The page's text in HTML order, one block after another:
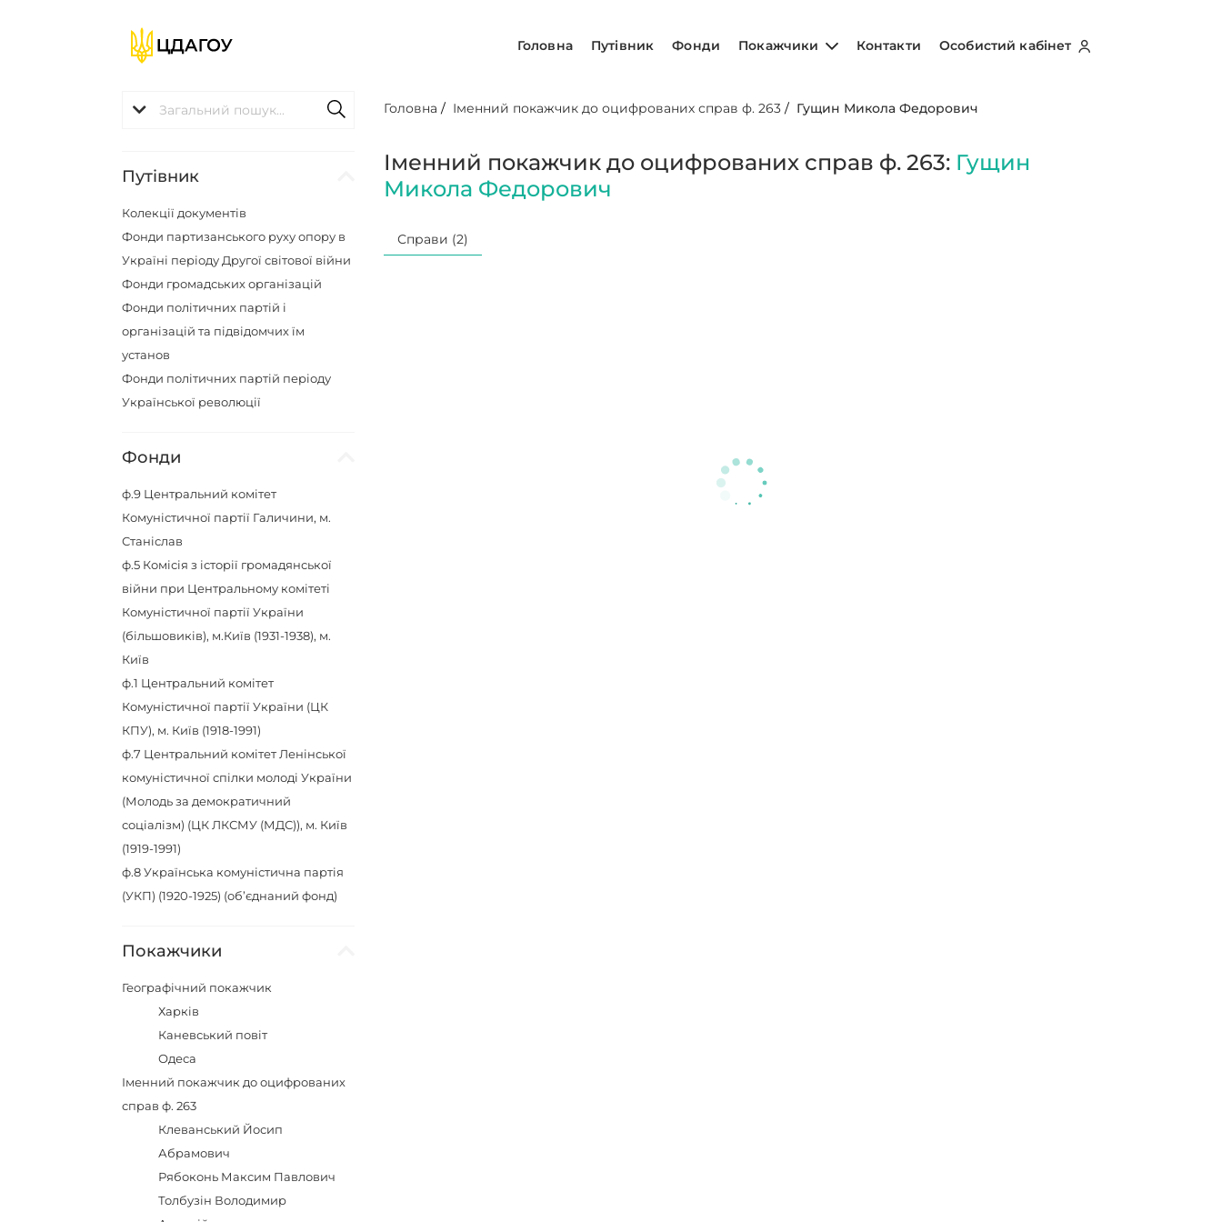
Головна Путівник Фонди Покажчики Контакти Особистий кабінет
Путівник
Колекції документів
Фонди партизанського руху опору в
Україні періоду Другої світової війни
Фонди громадських організацій
Фонди політичних партій і
організацій та підвідомчих їм
установ
Фонди політичних партій періоду
Української революції
Фонди
ф.9 Центральний комітет
Комуністичної партії Галичини, м.
Станіслав
ф.5 Комісія з історії громадянської
війни при Центральному комітеті
Комуністичної партії України
(більшовиків), м.Київ (1931-1938), м.
Київ
ф.1 Центральний комітет
Комуністичної партії України (ЦК
КПУ), м. Київ (1918-1991)
ф.7 Центральний комітет Ленінської
комуністичної спілки молоді України
(Молодь за демократичний
соціалізм) (ЦК ЛКСМУ (МДС)), м. Київ
(1919-1991)
ф.8Українська комуністична партія
(УКП) (1920-1925) (об’єднаний фонд)
Покажчики
Географічний покажчик
Харків
Каневський повіт
Одеса
Іменний покажчик до оцифрованих
справ ф. 263
Клеванський Йосип
Абрамович
Рябоконь Максим Павлович
Толбузін Володимир
Головна / Іменний покажчик до оцифрованих справ ф. 263 / Гущин Микола Федорович
Іменний покажчик до оцифрованих справ ф. 263: Гущин
Микола Федорович
Справи (2)